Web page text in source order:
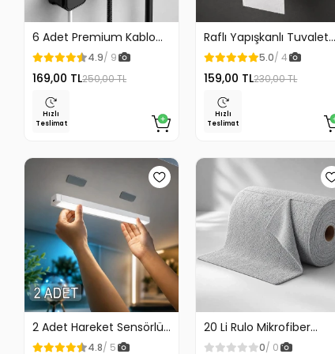
6 Adet Premium Kablo
Düzenleyici Kablo
Tutucu Mıknatıslı Kapak
Özellikli
4.9/ 9
169,00 TL250,00 TL
Hızlı
Teslimat
Raflı Yapışkanlı Tuvalet
Kağıdı Askılığı
5.0/ 4
159,00 TL230,00 TL
Hızlı
Teslimat
2 Adet Hareket Sensörlü
Lamba Merdiven Dolap
4.8/ 5
20 Li Rulo Mikrofiber
Temizlik Bezi 25x25 cm
0/ 0